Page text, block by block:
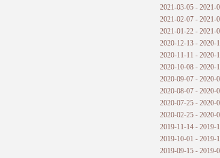
2021-03-05 - 2021-
2021-02-07 - 2021-
2021-01-22 - 2021-
2020-12-13 - 2020-
2020-11-11 - 2020-
2020-10-08 - 2020-
2020-09-07 - 2020-
2020-08-07 - 2020-
2020-07-25 - 2020-
2020-02-25 - 2020-
2019-11-14 - 2019-
2019-10-01 - 2019-
2019-09-15 - 2019-